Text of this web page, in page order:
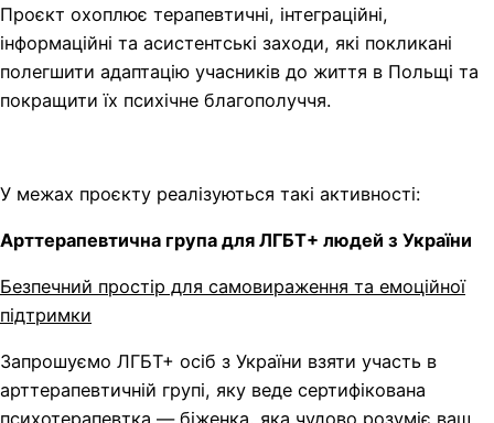
Проєкт охоплює терапевтичні, інтеграційні,
інформаційні та асистентські заходи, які покликані
полегшити адаптацію учасників до життя в Польщі та
покращити їх психічне благополуччя.
У межах проєкту реалізуються такі активності:
Арттерапевтична група для ЛГБТ+ людей з України
Безпечний простір для самовираження та емоційної
підтримки
Запрошуємо ЛГБТ+ осіб з України взяти участь в
арттерапевтичній групі, яку веде сертифікована